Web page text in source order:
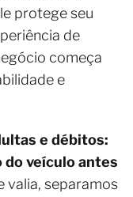
protege seu
de
começa
e
e débitos:
veículo antes
valia, separamos